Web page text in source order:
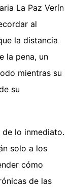
La Paz Verín
al
la distancia
la pena, un
mientras su
su
lo inmediato.
solo a los
cómo
de las